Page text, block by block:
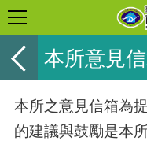
本所意見
本所之意見信箱為
的建議與鼓勵是本